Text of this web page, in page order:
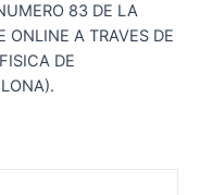
83 DE LA
ONLINE A TRAVES DE
DE